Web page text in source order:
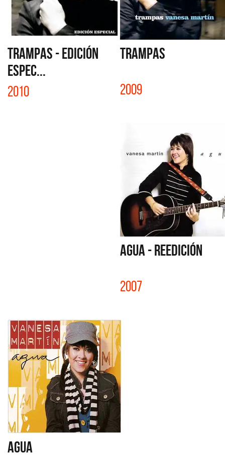
TRAMPAS - EDICIÓN
ESPEC...
2010
TRAMPAS
2009
AGUA - REEDICIÓN
2007
AGUA